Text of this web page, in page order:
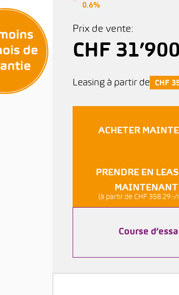
0.6%
Prix de vente:
CHF
Leasing à partir de CHF
ACHETER
PRENDRE EN
MAINTENANT
(à partir de CHF 358.29.-/
Course